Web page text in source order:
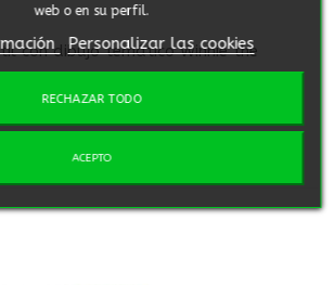
web o en su perfil.
Personalizar las cookies
RECHAZAR TODO
ACEPTO
con dibujo temático Winnie the